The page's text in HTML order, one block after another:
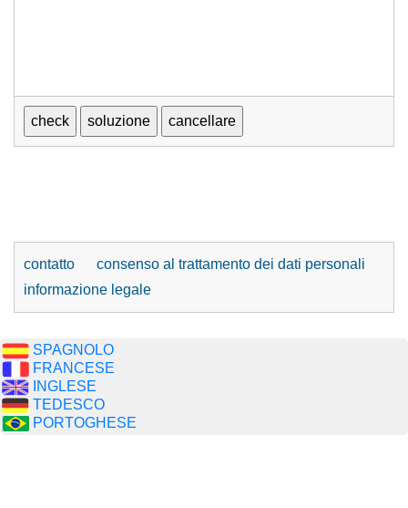
contatto
consenso al trattamento dei dati personali
informazione legale
SPAGNOLO
FRANCESE
INGLESE
TEDESCO
PORTOGHESE